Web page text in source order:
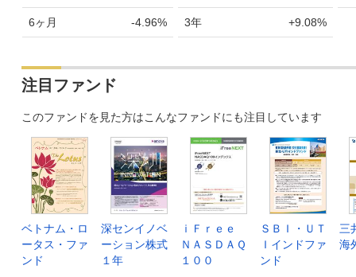
6ヶ月 -4.96% 3年 +9.08%
注目ファンド
このファンドを見た方はこんなファンドにも注目しています
ベトナム・ロ
ータス・ファ
ンド
深センイノベ
ーション株式
１年
ｉＦｒｅｅ
ＮＡＳＤＡＱ
１００
ＳＢＩ・ＵＴ
Ｉインドファ
ンド
三
海